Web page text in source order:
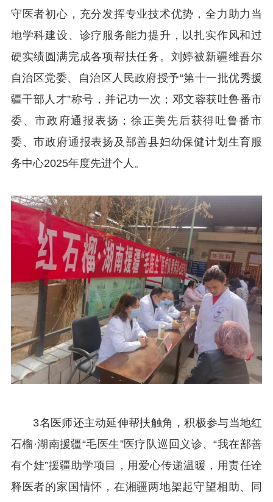
守医者初心，充分发挥专业技术优势，全力助力当
地学科建设、诊疗服务能力提升，以扎实作风和过
硬实绩圆满完成各项帮扶任务。刘婷被新疆维吾尔
自治区党委、自治区人民政府授予“第十一批优秀援
疆干部人才”称号，并记功一次；邓文蓉获吐鲁番市
委、市政府通报表扬；徐正美先后获得吐鲁番市
委、市政府通报表扬及鄯善县妇幼保健计划生育服
务中心2025年度先进个人。
3名医师还主动延伸帮扶触角，积极参与当地红
石榴·湖南援疆“毛医生”医疗队巡回义诊、“我在鄯善
有个娃”援疆助学项目，用爱心传递温暖，用责任诠
释医者的家国情怀，在湘疆两地架起守望相助、同